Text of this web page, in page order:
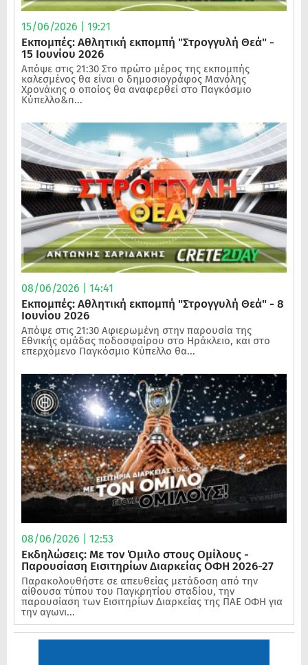
15/06/2026 | 19:21
Εκπομπές: Αθλητική εκπομπή "Στρογγυλή Θεά" -
15 Ιουνίου 2026
Απόψε στις 21:30 Στο πρώτο μέρος της εκπομπής
καλεσμένος θα είναι ο δημοσιογράφος Μανόλης
Χρονάκης ο οποίος θα αναφερθεί στο Παγκόσμιο
Κύπελλο&n...
08/06/2026 | 14:41
Εκπομπές: Αθλητική εκπομπή "Στρογγυλή Θεά" - 8
Ιουνίου 2026
Απόψε στις 21:30 Αφιερωμένη στην παρουσία της
Εθνικής ομάδας ποδοσφαίρου στο Ηράκλειο, και στο
επερχόμενο Παγκόσμιο Κύπελλο θα...
08/06/2026 | 12:53
Εκδηλώσεις: Με τον Όμιλο στους Ομίλους -
Παρουσίαση Εισιτηρίων Διαρκείας ΟΦΗ 2026-27
Παρακολουθήστε σε απευθείας μετάδοση από την
αίθουσα τύπου του Παγκρητίου σταδίου, την
παρουσίαση των Εισιτηρίων Διαρκείας της ΠΑΕ ΟΦΗ για
την αγωνι...